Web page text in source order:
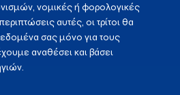
νομικές ή φορολογικές
αυτές, οι τρίτοι θα
σας μόνο για τους
αναθέσει και βάσει